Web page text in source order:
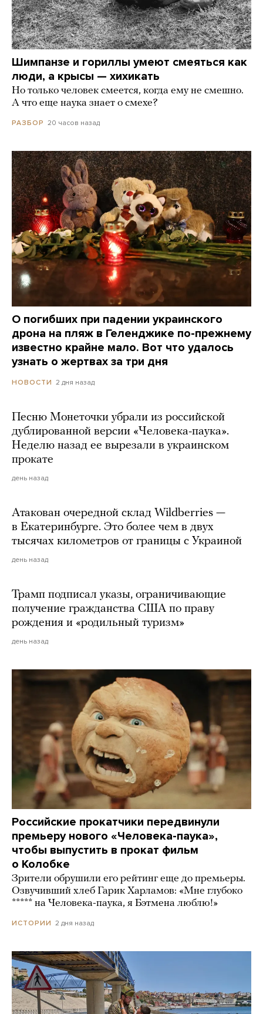
Шимпанзе и гориллы умеют смеяться как
люди, а крысы — хихикать
Но только человек смеется, когда ему не смешно.
А что еще наука знает о смехе?
РАЗБОР 20 часов назад
О погибших при падении украинского
дрона на пляж в Геленджике по-прежнему
известно крайне мало. Вот что удалось
узнать о жертвах за три дня
НОВОСТИ 2 дня назад
Песню Монеточки убрали из российской
дублированной версии «Человека-паука».
Неделю назад ее вырезали в украинском
прокате
день назад
Атакован очередной склад Wildberries —
в Екатеринбурге. Это более чем в двух
тысячах километров от границы с Украиной
день назад
Трамп подписал указы, ограничивающие
получение гражданства США по праву
рождения и «родильный туризм»
день назад
Российские прокатчики передвинули
премьеру нового «Человека-паука»,
чтобы выпустить в прокат фильм
о Колобке
Зрители обрушили его рейтинг еще до премьеры.
Озвучивший хлеб Гарик Харламов: «Мне глубоко
***** на Человека-паука, я Бэтмена люблю!»
ИСТОРИИ 2 дня назад